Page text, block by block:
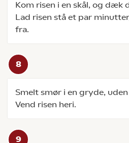
Kom risen i en skål, og dæk
Lad risen stå et par
fra.
Smelt smør i en gryde,
Vend risen heri.